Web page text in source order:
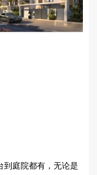
到庭院都有，无论是